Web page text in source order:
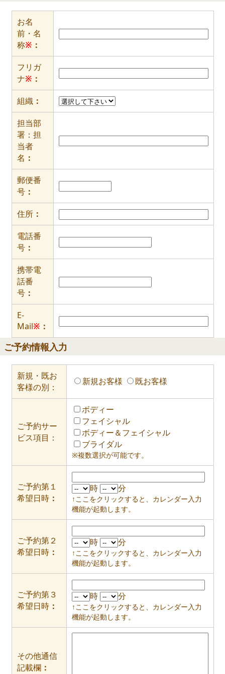
お名
前・名
称※ ：
フリガ
ナ※ ：
組織：
担当部
署：担
当者
名 ：
郵便番
号：
住所：
電話番
号：
携帯電
話番
号：
E-
Mail※ ：
ご予約情報入力
新規・既お
客様の別：
新規お客様 既お客様
ご予約サー
ビス項目：
ボディー
フェイシャル
ボディー＆フェイシャル
ブライダル
※複数選択が可能です。
ご予約第１
希望日時：
時 分
↑ここをクリックすると、カレンダー入力
機能が起動します。
ご予約第２
希望日時：
時 分
↑ここをクリックすると、カレンダー入力
機能が起動します。
ご予約第３
希望日時：
時 分
↑ここをクリックすると、カレンダー入力
機能が起動します。
その他通信
記載欄：